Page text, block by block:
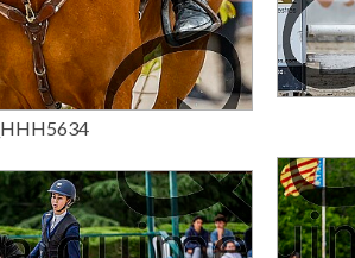
15,00 €
_HHH5634